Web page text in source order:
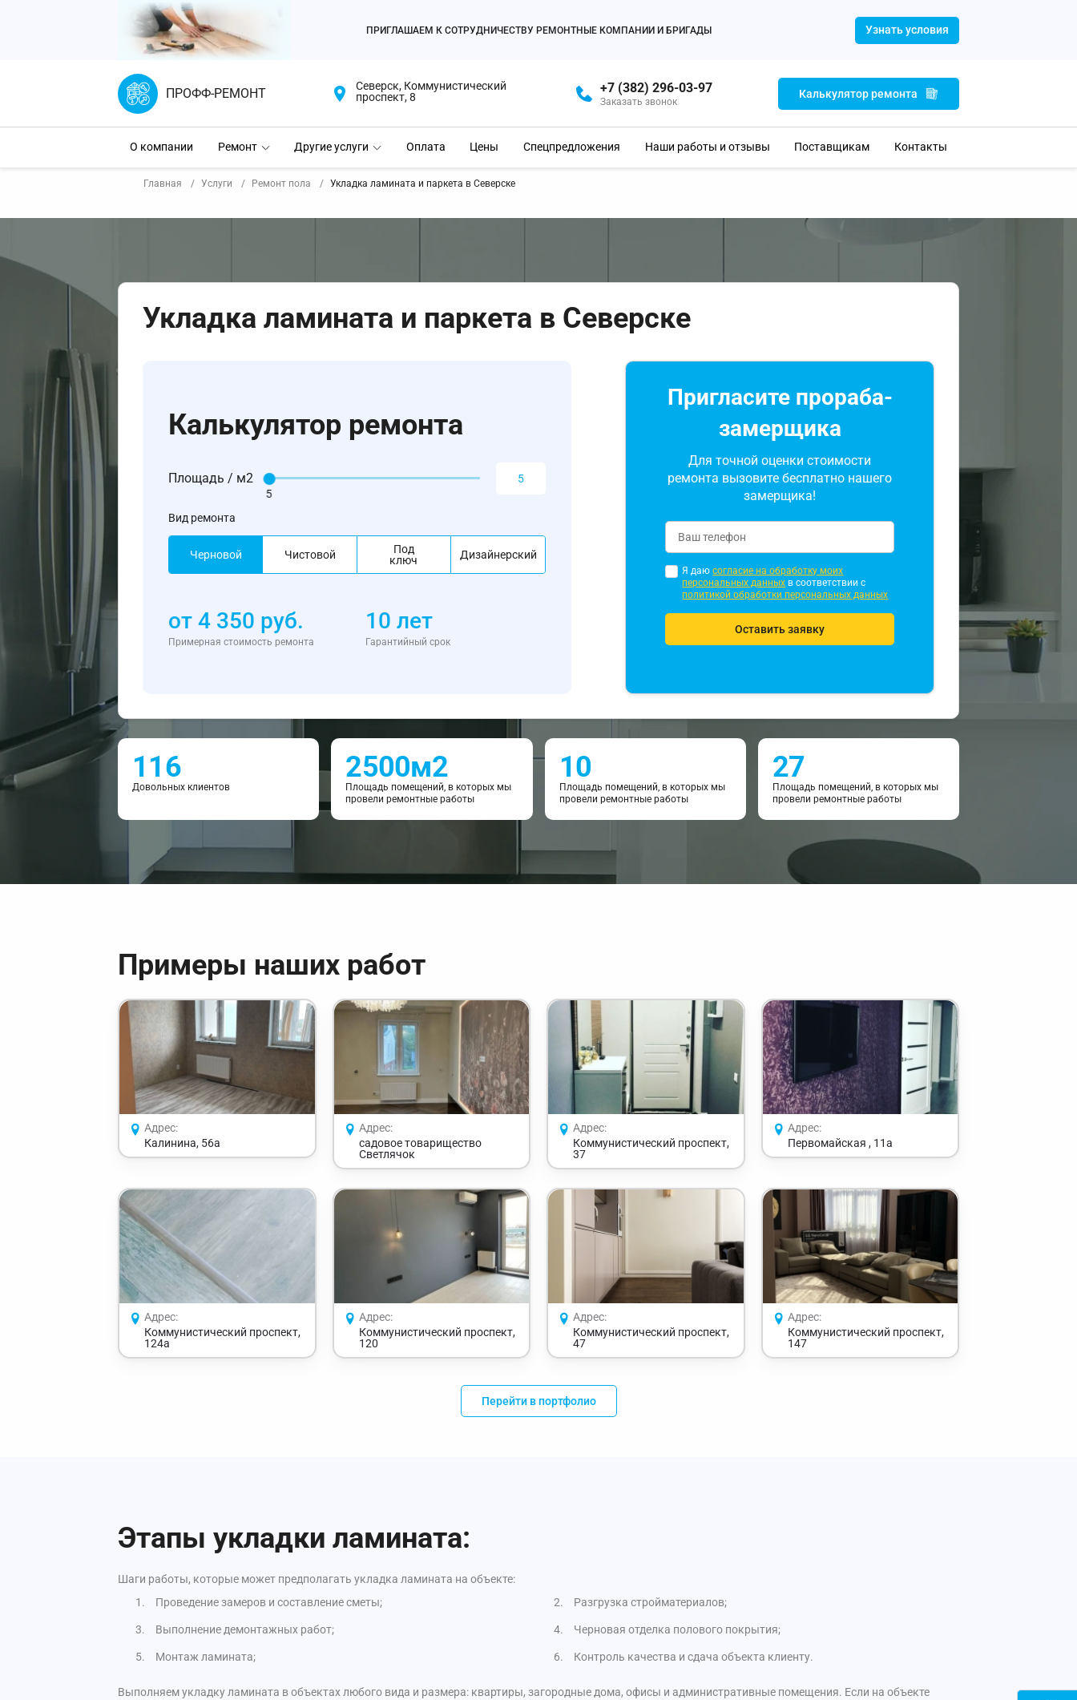
ПРИГЛАШАЕМ К СОТРУДНИЧЕСТВУ РЕМОНТНЫЕ КОМПАНИИ И БРИГАДЫ Узнать условия
ПРОФФ-РЕМОНТ
Северск, Коммунистический
проспект, 8
+7 (382) 296-03-97
Заказать звонок
Калькулятор ремонта
О компании Ремонт Другие услуги Оплата Цены Спецпредложения Наши работы и отзывы Поставщикам Контакты
Главная Услуги Ремонт пола Укладка ламината и паркета в Северске
Укладка ламината и паркета в Северске
Калькулятор ремонта
Площадь / м2
5
Вид ремонта
Черновой Чистовой
Под
ключ
Дизайнерский
от 4 350 руб.
Примерная стоимость ремонта
10 лет
Гарантийный срок
Пригласите прораба-
замерщика
Для точной оценки стоимости
ремонта вызовите бесплатно нашего
замерщика!
Я даюсогласие на обработку моих
персональных данных в соответствии с
политикой обработки персональных данных
Оставить заявку
116
Довольных клиентов
2500м2
Площадь помещений, в которых мы
провели ремонтные работы
10
Площадь помещений, в которых мы
провели ремонтные работы
27
Площадь помещений, в которых мы
провели ремонтные работы
Примеры наших работ
Адрес:
Калинина, 56а
Адрес:
садовое товарищество
Светлячок
Адрес:
Коммунистический проспект,
37
Адрес:
Первомайская , 11а
Адрес:
Коммунистический проспект,
124а
Адрес:
Коммунистический проспект,
120
Адрес:
Коммунистический проспект,
47
Адрес:
Коммунистический проспект,
147
Перейти в портфолио
Этапы укладки ламината:
Шаги работы, которые может предполагать укладка ламината на объекте:
Проведение замеров и составление сметы;
Разгрузка стройматериалов;
Выполнение демонтажных работ; Черновая отделка полового покрытия;
Монтаж ламината; Контроль качества и сдача объекта клиенту.
Выполняем укладку ламината в объектах любого вида и размера: квартиры, загородные дома, офисы и административные помещения. Если на объекте